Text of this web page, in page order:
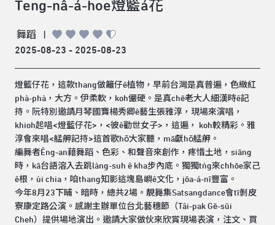
Teng-nâ-á-hoe燈籃á花
舞蹈
|
2025-08-23 - 2025-08-23
燈籃仔花，這款thang做籬仔ê植物，早前台灣是真普遍，色緻紅
phà-phà，大方。伊柔軟，koh儼硬。是真chē老大人細漢時ê記
持。阮特別邀請月琴國寶楊秀卿ê藝生張雅淳，現場來演唱，
khioh起唱<燈藍仔花>，<彼ê勸世女子>，這遍， koh較精彩。雅
淳會來唱<艋舺記持>這首歌hō͘大家聽，mā獻hō͘艋舺。
編舞者Êng-an藉舞蹈、色彩、和聲音來創作，疼惜土地，siāng
時，kā台語溶入去跳làng-suh ê kha步內底。獨獨tńg來chhōe家己
ê根，ùi chia，咱thang知影這塊島嶼ê文化，jōa-á-nī豐富。
今年8月23下晡、暗時，總共2場。靚舞集Satsangdance會tī剝皮
寮康定路公演。感謝主辦單位台北藝穗節（Tâi-pak Gē-sūi
Cheh）提供場地演出。邀請大家做伙來欣賞現場表演，注文、買